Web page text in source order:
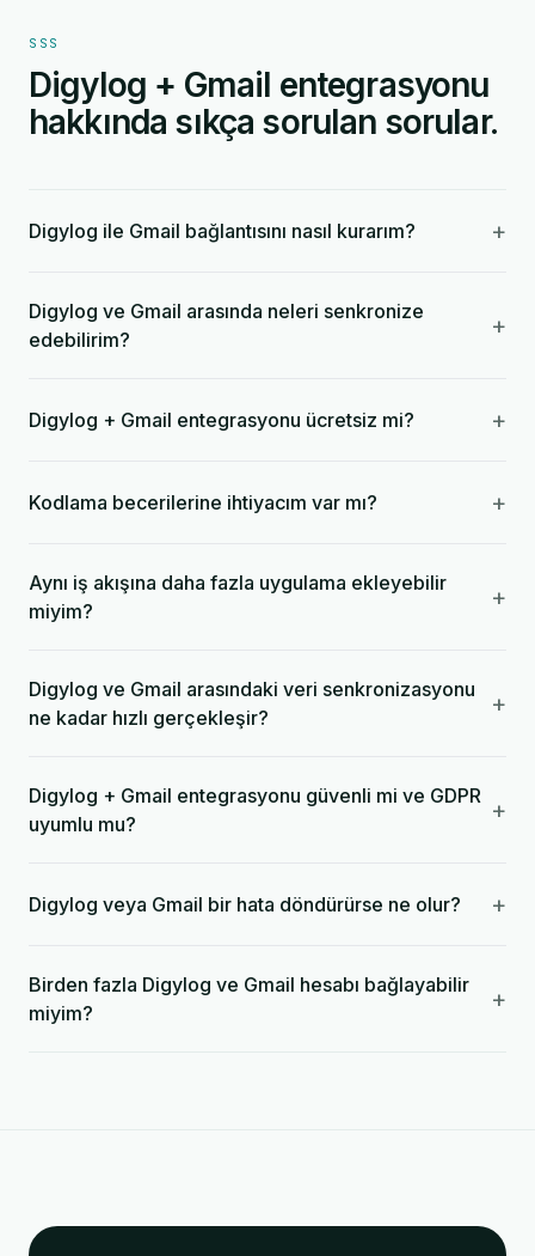
SSS
Digylog + Gmail entegrasyonu
hakkında sıkça sorulan sorular.
Digylog ile Gmail bağlantısını nasıl kurarım? +
Digylog ve Gmail arasında neleri senkronize
edebilirim?
+
Digylog + Gmail entegrasyonu ücretsiz mi? +
Kodlama becerilerine ihtiyacım var mı? +
Aynı iş akışına daha fazla uygulama ekleyebilir
miyim?
+
Digylog ve Gmail arasındaki veri senkronizasyonu
ne kadar hızlı gerçekleşir?
+
Digylog + Gmail entegrasyonu güvenli mi ve GDPR
uyumlu mu?
+
Digylog veya Gmail bir hata döndürürse ne olur? +
Birden fazla Digylog ve Gmail hesabı bağlayabilir
miyim?
+